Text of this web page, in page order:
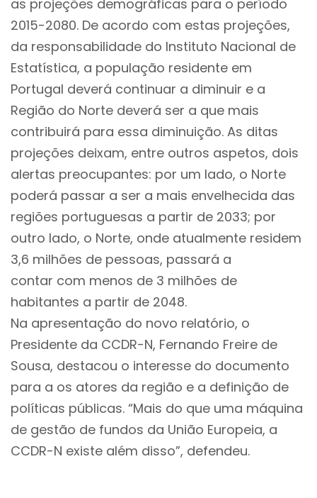
as projeções demográficas para o período
2015-2080. De acordo com estas projeções,
da responsabilidade do Instituto Nacional de
Estatística, a população residente em
Portugal deverá continuar a diminuir e a
Região do Norte deverá ser a que mais
contribuirá para essa diminuição. As ditas
projeções deixam, entre outros aspetos, dois
alertas preocupantes: por um lado, o Norte
poderá passar a ser a mais envelhecida das
regiões portuguesas a partir de 2033; por
outro lado, o Norte, onde atualmente residem
3,6 milhões de pessoas, passará a
contar com menos de 3 milhões de
habitantes a partir de 2048.
Na apresentação do novo relatório, o
Presidente da CCDR-N, Fernando Freire de
Sousa, destacou o interesse do documento
para a os atores da região e a definição de
políticas públicas. “Mais do que uma máquina
de gestão de fundos da União Europeia, a
CCDR-N existe além disso”, defendeu.